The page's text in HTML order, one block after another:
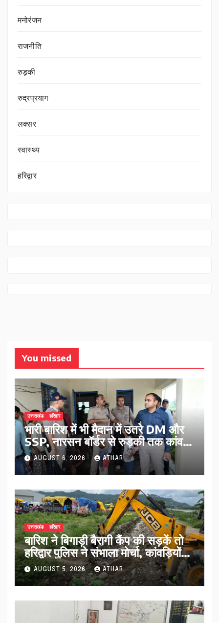
मनोरंजन
राजनीति
रुड़की
रुद्रप्रयाग
लक्सर
स्वास्थ्य
हरिद्वार
You missed
उत्तराखंड हरिद्वार
भारी बारिश में भी मैदान में उतरे DM और
SSP, नारसन बॉर्डर से रुड़की तक कांवड़
यात्रा व्यवस्थाओं का किया निरीक्षण…
AUGUST 6, 2026 ATHAR
उत्तराखंड हरिद्वार
बारिश ने बिगाड़ी बैरागी कैंप की सड़कें तो
हरिद्वार पुलिस ने संभाला मोर्चा, कांवड़ियों
को मिलेगी राहत
AUGUST 5, 2026 ATHAR